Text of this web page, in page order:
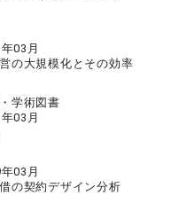
03月
の大規模化とその効率
学術図書
03月
03月
の契約デザイン分析